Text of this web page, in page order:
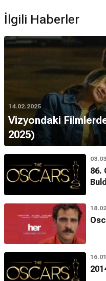
İlgili Haberler
14.02.2025
Vizyondaki
2025)
86.